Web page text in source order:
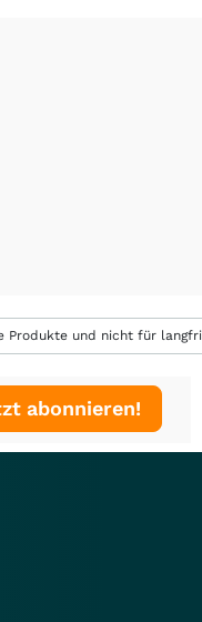
und nicht für
abonnieren!